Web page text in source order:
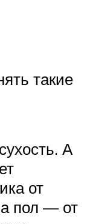
такие
А
от
пол — от